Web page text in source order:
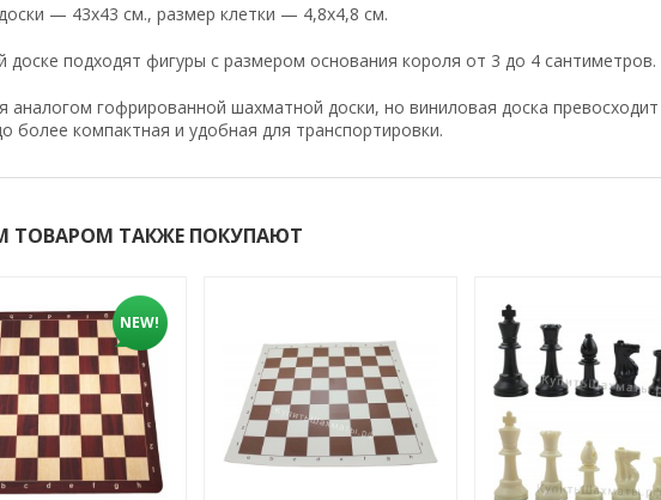
— 43x43 см., размер клетки — 4,8x4,8 см.
доске подходят фигуры с размером основания короля от 3 до 4 сантиметров.
аналогом гофрированной шахматной доски, но виниловая доска
более компактная и удобная для транспортировки.
ТОВАРОМ ТАКЖЕ ПОКУПАЮТ
NEW!